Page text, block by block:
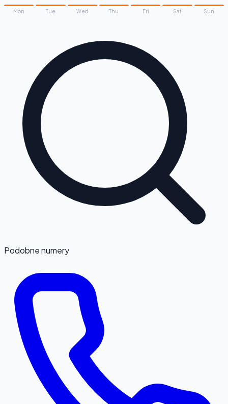
Mon Tue Wed Thu Fri Sat Sun
Podobne numery